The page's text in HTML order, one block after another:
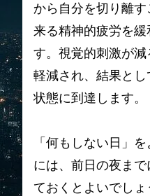
から自分を切り離
来る精神的疲労を緩
す。視覚的刺激が
軽減され、結果と
状態に到達します。
「何もしない日」
には、前日の夜ま
ておくとよいでし